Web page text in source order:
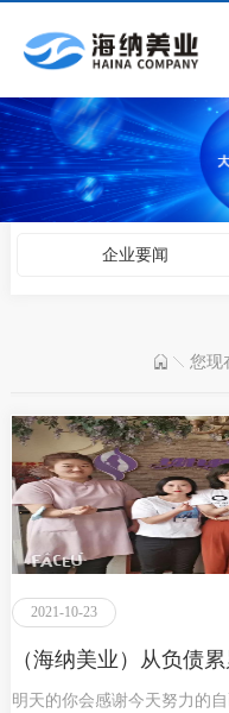
企业要闻
您现
2021-10-23
明天的你会感谢今天努力的自